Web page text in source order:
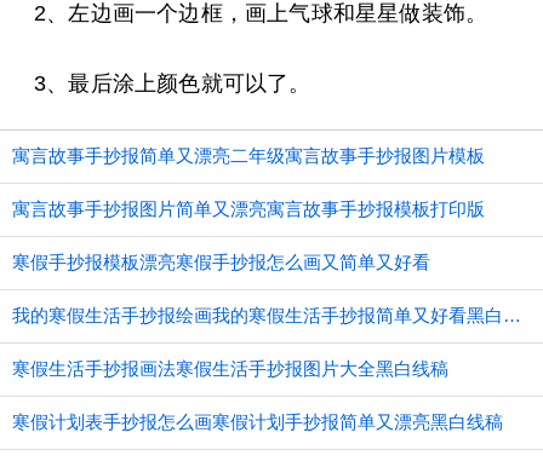
2、左边画一个边框，画上气球和星星做装饰。
3、最后涂上颜色就可以了。
寓言故事手抄报简单又漂亮二年级寓言故事手抄报图片模板
寓言故事手抄报图片简单又漂亮寓言故事手抄报模板打印版
寒假手抄报模板漂亮寒假手抄报怎么画又简单又好看
我的寒假生活手抄报绘画我的寒假生活手抄报简单又好看黑白线稿
寒假生活手抄报画法寒假生活手抄报图片大全黑白线稿
寒假计划表手抄报怎么画寒假计划手抄报简单又漂亮黑白线稿